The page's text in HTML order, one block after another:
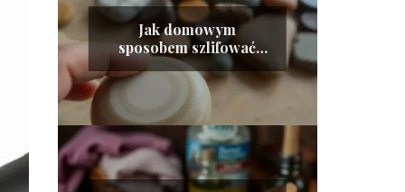
Jak domowym
sposobem szlifować
kamień?